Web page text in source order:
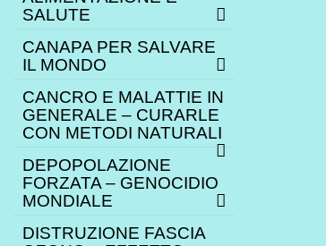
SALUTE
CANAPA PER SALVARE
IL MONDO
CANCRO E MALATTIE IN
GENERALE – CURARLE
CON METODI NATURALI
DEPOPOLAZIONE
FORZATA – GENOCIDIO
MONDIALE
DISTRUZIONE FASCIA